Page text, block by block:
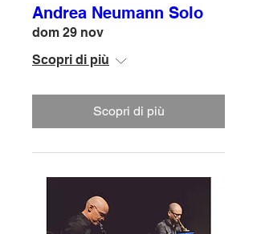
Andrea Neumann Solo
dom 29 nov
Scopri di più
Scopri di più